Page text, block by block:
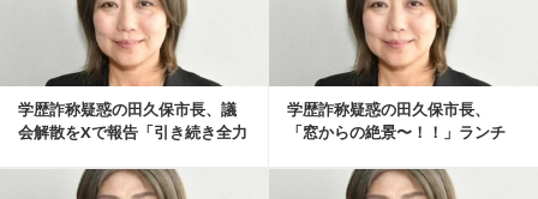
学歴詐称疑惑の田久保市長、議
会解散をXで報告「引き続き全力
学歴詐称疑惑の田久保市長、
「窓からの絶景〜！！」ランチ
記事を読む